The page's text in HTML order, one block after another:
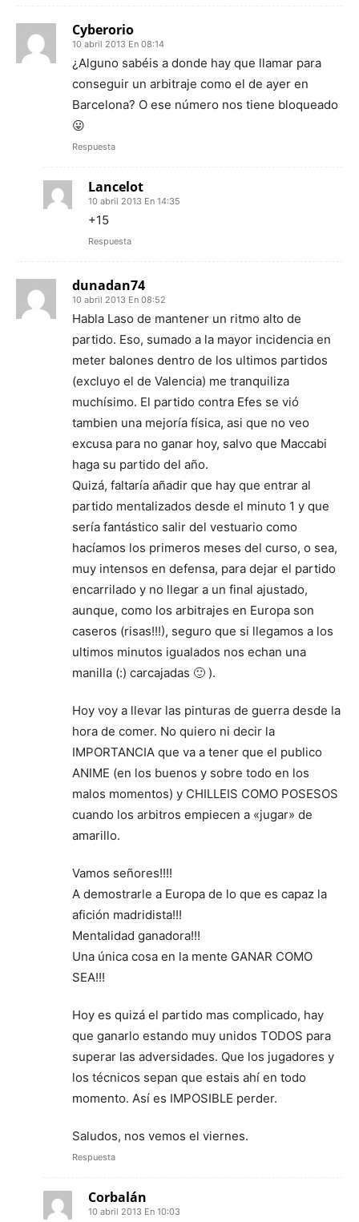
Cyberorio
10 abril 2013 En 08:14
¿Alguno sabéis a donde hay que llamar para
conseguir un arbitraje como el de ayer en
Barcelona? O ese número nos tiene bloqueado
😛
Respuesta
Lancelot
10 abril 2013 En 14:35
+15
Respuesta
dunadan74
10 abril 2013 En 08:52
Habla Laso de mantener un ritmo alto de
partido. Eso, sumado a la mayor incidencia en
meter balones dentro de los ultimos partidos
(excluyo el de Valencia) me tranquiliza
muchísimo. El partido contra Efes se vió
tambien una mejoría física, asi que no veo
excusa para no ganar hoy, salvo que Maccabi
haga su partido del año.
Quizá, faltaría añadir que hay que entrar al
partido mentalizados desde el minuto 1 y que
sería fantástico salir del vestuario como
hacíamos los primeros meses del curso, o sea,
muy intensos en defensa, para dejar el partido
encarrilado y no llegar a un final ajustado,
aunque, como los arbitrajes en Europa son
caseros (risas!!!), seguro que si llegamos a los
ultimos minutos igualados nos echan una
manilla (:) carcajadas 🙂 ).
Hoy voy a llevar las pinturas de guerra desde la
hora de comer. No quiero ni decir la
IMPORTANCIA que va a tener que el publico
ANIME (en los buenos y sobre todo en los
malos momentos) y CHILLEIS COMO POSESOS
cuando los arbitros empiecen a «jugar» de
amarillo.
Vamos señores!!!!
A demostrarle a Europa de lo que es capaz la
afición madridista!!!
Mentalidad ganadora!!!
Una única cosa en la mente GANAR COMO
SEA!!!
Hoy es quizá el partido mas complicado, hay
que ganarlo estando muy unidos TODOS para
superar las adversidades. Que los jugadores y
los técnicos sepan que estais ahí en todo
momento. Así es IMPOSIBLE perder.
Saludos, nos vemos el viernes.
Respuesta
Corbalán
10 abril 2013 En 10:03